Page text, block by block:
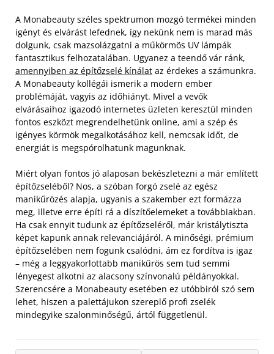
A Monabeauty széles spektrumon mozgó termékei minden
igényt és elvárást lefednek, így nekünk nem is marad más
dolgunk, csak mazsolázgatni a műkörmös UV lámpák
fantasztikus felhozatalában. Ugyanez a teendő vár ránk,
amennyiben az építőzselé kínálat az érdekes a számunkra.
A Monabeauty kollégái ismerik a modern ember
problémáját, vagyis az időhiányt. Mivel a vevők
elvárásaihoz igazodó internetes üzleten keresztül minden
fontos eszközt megrendelhetünk online, ami a szép és
igényes körmök megalkotásához kell, nemcsak időt, de
energiát is megspórolhatunk magunknak.
Miért olyan fontos jó alaposan bekészletezni a már említett
építőzseléből? Nos, a szóban forgó zselé az egész
manikűrözés alapja, ugyanis a szakember ezt formázza
meg, illetve erre építi rá a díszítőelemeket a továbbiakban.
Ha csak ennyit tudunk az építőzseléről, már kristálytiszta
képet kapunk annak relevanciájáról. A minőségi, prémium
építőzselében nem fogunk csalódni, ám ez fordítva is igaz
– még a leggyakorlottabb manikűrös sem tud semmi
lényegest alkotni az alacsony színvonalú példányokkal.
Szerencsére a Monabeauty esetében ez utóbbiról szó sem
lehet, hiszen a palettájukon szereplő profi zselék
mindegyike szalonminőségű, ártól függetlenül.